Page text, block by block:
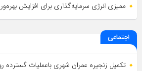
ممیزی انرژی سرمایه‌گذاری برای افزایش
اجتماعی
تکمیل زنجیره عمران شهری باعملیات